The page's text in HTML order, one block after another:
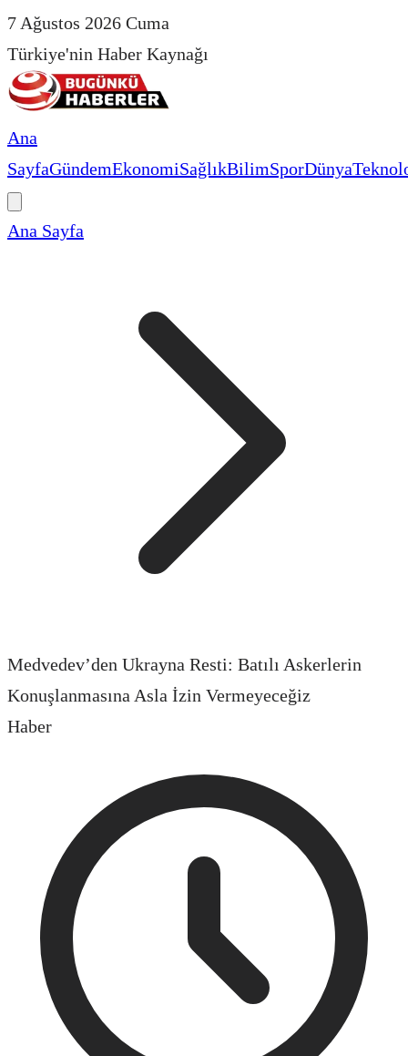
7 Ağustos 2026 Cuma
Türkiye'nin Haber Kaynağı
Ana
SayfaGündemEkonomiSağlıkBilimSporDünya
Ana Sayfa
Medvedev’den Ukrayna Resti: Batılı Askerlerin
Konuşlanmasına Asla İzin Vermeyeceğiz
Haber